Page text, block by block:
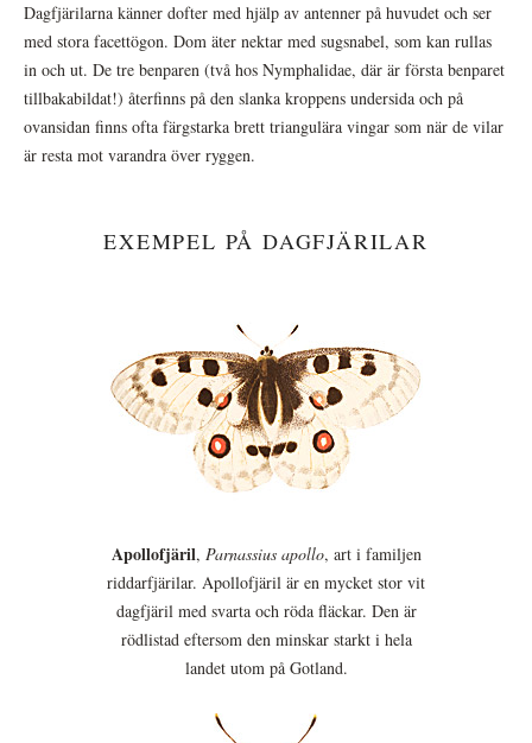
Dagfjärilarna känner dofter med hjälp av antenner på huvudet och ser
med stora facettögon. Dom äter nektar med sugsnabel, som kan rullas
in och ut. De tre benparen (två hos Nymphalidae, där är första benparet
tillbakabildat!) återfinns på den slanka kroppens undersida och på
ovansidan finns ofta färgstarka brett triangulära vingar som när de vilar
är resta mot varandra över ryggen.
EXEMPEL PÅ DAGFJÄRILAR
Apollofjäril, Parnassius apollo, art i familjen
riddarfjärilar. Apollofjäril är en mycket stor vit
dagfjäril med svarta och röda fläckar. Den är
rödlistad eftersom den minskar starkt i hela
landet utom på Gotland.